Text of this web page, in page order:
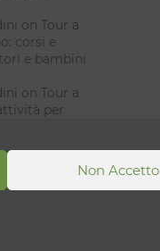
Non Accetto
on Tour a
corsi e
e bambini
on Tour a
per